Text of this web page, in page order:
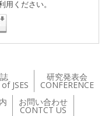
ください。
JSES
研究発表会
CONFERENCE
お問い合わせ
CONTCT US